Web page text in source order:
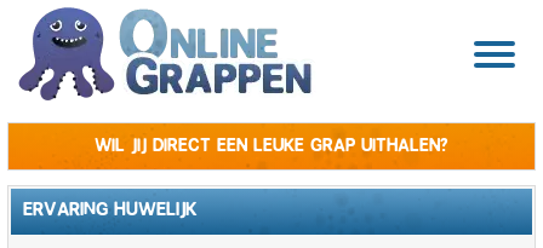
Wil jij direct een leuke grap uithalen?
ERVARING HUWELIJK